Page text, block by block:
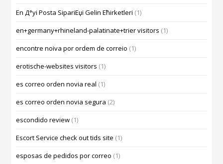
En Д°yi Posta SipariЕџi Gelin Ећirketleri (1)
en+germany+rhineland-palatinate+trier visitors (1)
encontre noiva por ordem de correio (1)
erotische-websites visitors (1)
es correo orden novia real (1)
es correo orden novia segura (2)
escondido review (1)
Escort Service check out tids site (1)
esposas de pedidos por correo (1)